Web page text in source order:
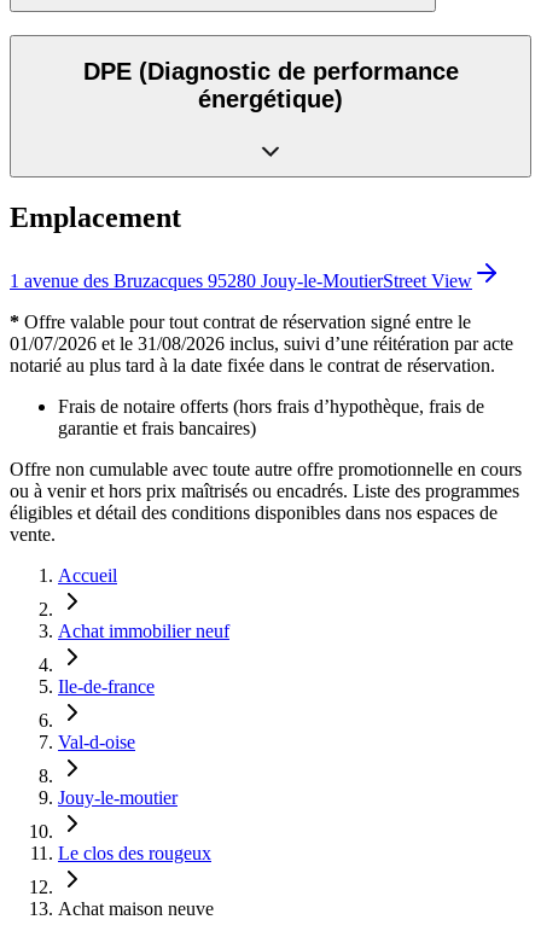
DPE (Diagnostic de performance
énergétique)
Emplacement
1 avenue des Bruzacques 95280 Jouy-le-MoutierStreet View
* Offre valable pour tout contrat de réservation signé entre le
01/07/2026 et le 31/08/2026 inclus, suivi d’une réitération par acte
notarié au plus tard à la date fixée dans le contrat de réservation.
Frais de notaire offerts (hors frais d’hypothèque, frais de
garantie et frais bancaires)
Offre non cumulable avec toute autre offre promotionnelle en cours
ou à venir et hors prix maîtrisés ou encadrés. Liste des programmes
éligibles et détail des conditions disponibles dans nos espaces de
vente.
Accueil
Achat immobilier neuf
Ile-de-france
Val-d-oise
Jouy-le-moutier
Le clos des rougeux
Achat maison neuve